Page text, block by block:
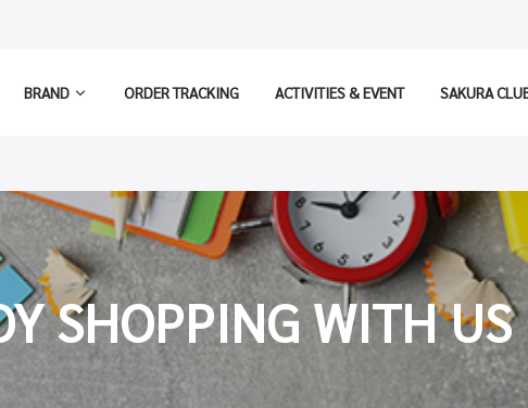
BRAND ORDER TRACKING ACTIVITIES & EVENT SAKURA
SHOPPING WITH US